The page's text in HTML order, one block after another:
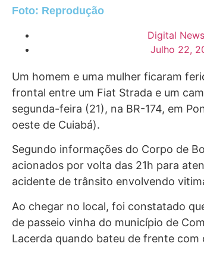
Foto: Reprodução
Digital
Julho 22,
Um homem e uma mulher ficaram
frontal entre um Fiat Strada e um
segunda-feira (21), na BR-174, em
oeste de Cuiabá).
Segundo informações do Corpo de
acionados por volta das 21h para
acidente de trânsito envolvendo
Ao chegar no local, foi constatado
de passeio vinha do município de
Lacerda quando bateu de frente com